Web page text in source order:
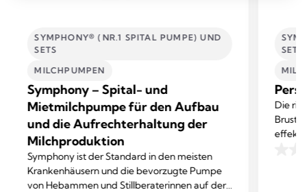
SYMPHONY® (NR.1 SPITAL PUMPE) UND
SETS
MILCHPUMPEN
Symphony – Spital- und
Mietmilchpumpe für den Aufbau
und die Aufrechterhaltung der
Milchproduktion
Symphony ist der Standard in den meisten
Krankenhäusern und die bevorzugte Pumpe
von Hebammen und Stillberaterinnen auf der
SETS
Die